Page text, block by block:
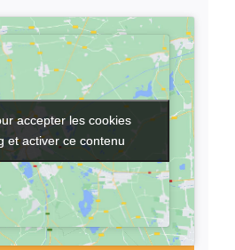
accepter les cookies
et activer ce contenu
accepter les cookies
et activer ce contenu